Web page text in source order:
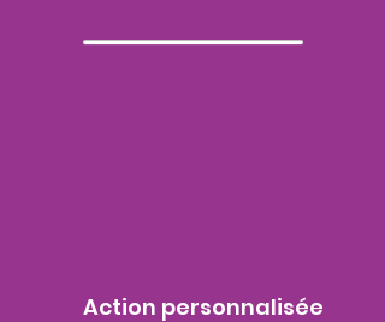
Action personnalisée